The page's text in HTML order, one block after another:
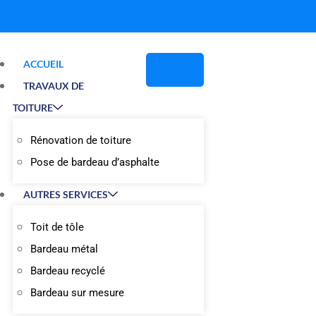
ACCUEIL
TRAVAUX DE
TOITURE
Rénovation de toiture
Pose de bardeau d’asphalte
AUTRES SERVICES
Toit de tôle
Bardeau métal
Bardeau recyclé
Bardeau sur mesure